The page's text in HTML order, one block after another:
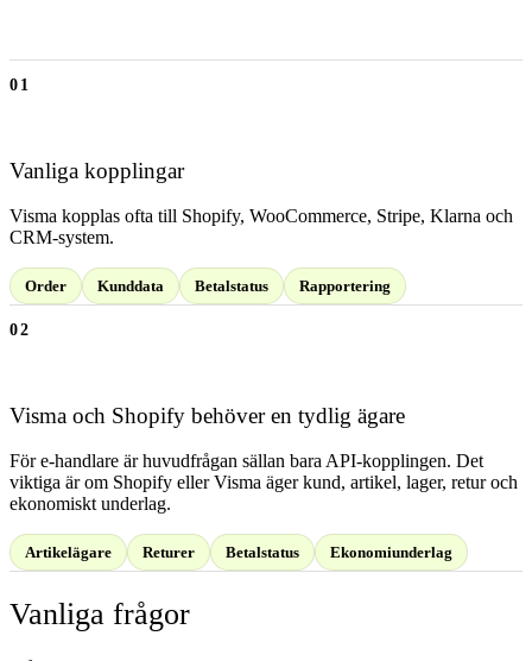
01
Vanliga kopplingar
Visma kopplas ofta till Shopify, WooCommerce, Stripe, Klarna och
CRM-system.
Order Kunddata Betalstatus Rapportering
02
Visma och Shopify behöver en tydlig ägare
För e-handlare är huvudfrågan sällan bara API-kopplingen. Det
viktiga är om Shopify eller Visma äger kund, artikel, lager, retur och
ekonomiskt underlag.
Artikelägare Returer Betalstatus Ekonomiunderlag
Vanliga frågor